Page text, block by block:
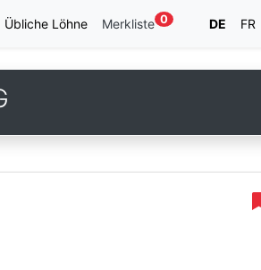
Übliche Löhne Merkliste 0 DE FR